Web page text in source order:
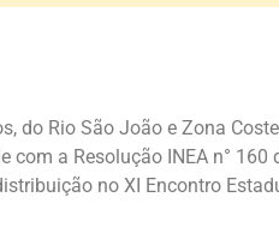
do Rio São João e Zona
a Resolução INEA n° 160
no XI Encontro